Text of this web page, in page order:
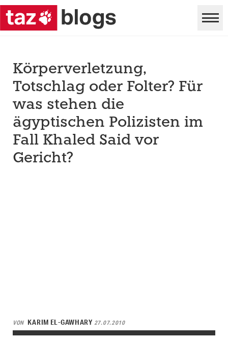
Körperverletzung,
Totschlag oder Folter? Für
was stehen die
ägyptischen Polizisten im
Fall Khaled Said vor
Gericht?
VON KARIM EL-GAWHARY 27.07.2010